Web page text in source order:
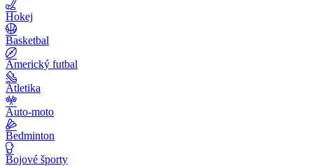
Hokej
Basketbal
Americký futbal
Atletika
Auto-moto
Bedminton
Bojové športy